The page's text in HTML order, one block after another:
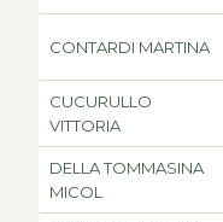
CONTARDI MARTINA
CUCURULLO
VITTORIA
DELLA TOMMASINA
MICOL